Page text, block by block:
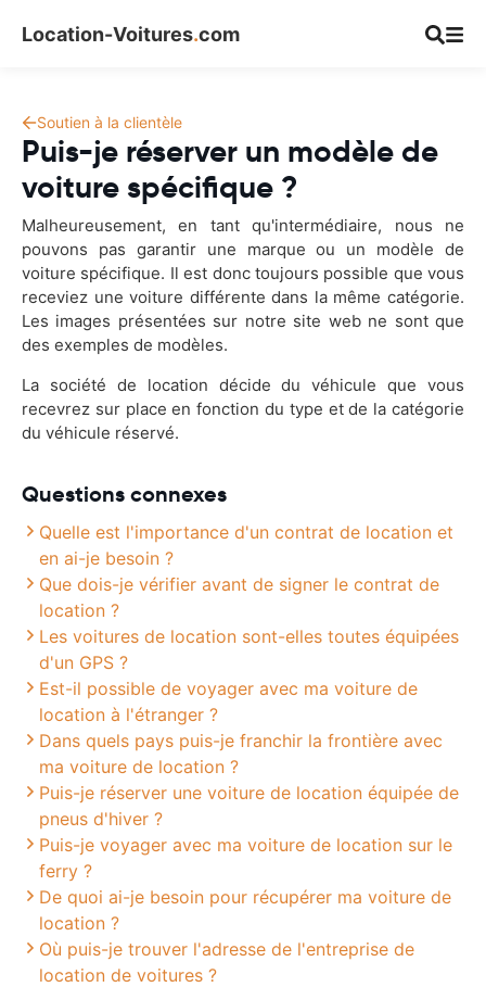
Location-Voitures.com
Soutien à la clientèle
Puis-je réserver un modèle de
voiture spécifique ?
Malheureusement, en tant qu'intermédiaire, nous ne
pouvons pas garantir une marque ou un modèle de
voiture spécifique. Il est donc toujours possible que vous
receviez une voiture différente dans la même catégorie.
Les images présentées sur notre site web ne sont que
des exemples de modèles.
La société de location décide du véhicule que vous
recevrez sur place en fonction du type et de la catégorie
du véhicule réservé.
Questions connexes
Quelle est l'importance d'un contrat de location et
en ai-je besoin ?
Que dois-je vérifier avant de signer le contrat de
location ?
Les voitures de location sont-elles toutes équipées
d'un GPS ?
Est-il possible de voyager avec ma voiture de
location à l'étranger ?
Dans quels pays puis-je franchir la frontière avec
ma voiture de location ?
Puis-je réserver une voiture de location équipée de
pneus d'hiver ?
Puis-je voyager avec ma voiture de location sur le
ferry ?
De quoi ai-je besoin pour récupérer ma voiture de
location ?
Où puis-je trouver l'adresse de l'entreprise de
location de voitures ?